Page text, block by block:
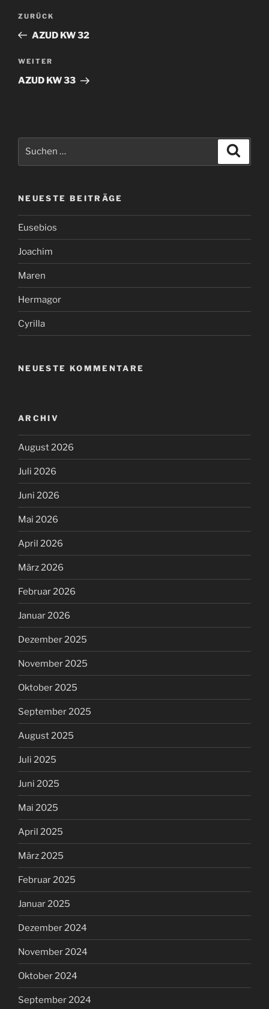
Beitragsnavigation
Vorheriger
Beitrag
ZURÜCK
AZUD KW 32
Nächster
Beitrag
WEITER
AZUD KW 33
NEUESTE BEITRÄGE
Eusebios
Joachim
Maren
Hermagor
Cyrilla
NEUESTE KOMMENTARE
ARCHIV
August 2026
Juli 2026
Juni 2026
Mai 2026
April 2026
März 2026
Februar 2026
Januar 2026
Dezember 2025
November 2025
Oktober 2025
September 2025
August 2025
Juli 2025
Juni 2025
Mai 2025
April 2025
März 2025
Februar 2025
Januar 2025
Dezember 2024
November 2024
Oktober 2024
September 2024